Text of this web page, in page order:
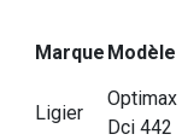
Marque Modèle
Ligier
Optimax
Dci 442